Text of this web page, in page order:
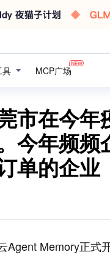
具 MCP广场
市在今
今年频
单的企业
Agent Memory正式